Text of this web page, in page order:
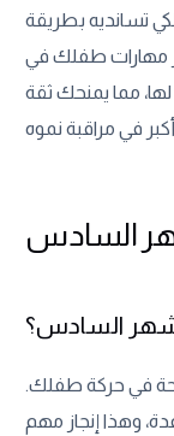
تسانديه بطريقة
مهارات طفلك في
مما يمنحك ثقة
السادس
السادس؟
في حركة طفلك.
وهذا إنجاز مهم